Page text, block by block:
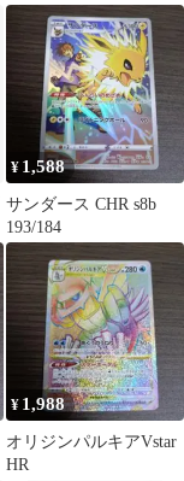
ボルト 135/086
¥ 1,588
サンダース CHR s8b
193/184
¥ 1,988
オリジンパルキアVstar
HR